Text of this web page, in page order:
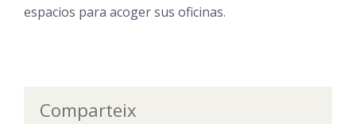
espacios para acoger sus oficinas.
Comparteix